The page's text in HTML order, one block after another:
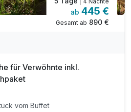
ab 445 €
Gesamt ab 890 €
für Verwöhnte inkl.
vom Buffet